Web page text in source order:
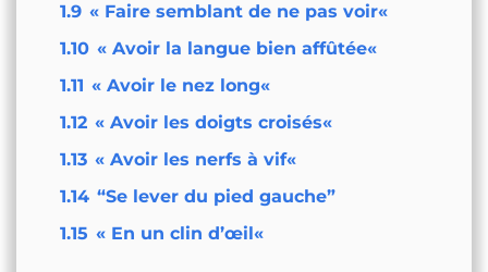
1.9 « Faire semblant de ne pas voir«
1.10 « Avoir la langue bien affûtée«
1.11 « Avoir le nez long«
1.12 « Avoir les doigts croisés«
1.13 « Avoir les nerfs à vif«
1.14 “Se lever du pied gauche”
1.15 « En un clin d’œil«